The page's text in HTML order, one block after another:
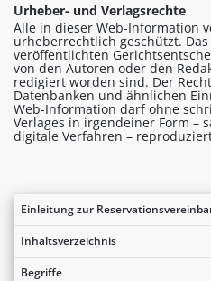
Einleitung zur
Inhaltsverzeichnis
Begriffe
Urheber- und Verlagsrechte
Alle in dieser Web-Information
urheberrechtlich geschützt.
veröffentlichten
von den Autoren oder den
redigiert worden sind. Der
Datenbanken und ähnlichen
Web-Information darf ohne
Verlages in irgendeiner Form –
digitale Verfahren –